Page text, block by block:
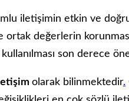
iletişimin etkin ve
değerlerin
son derece
olarak bilinmektedir.